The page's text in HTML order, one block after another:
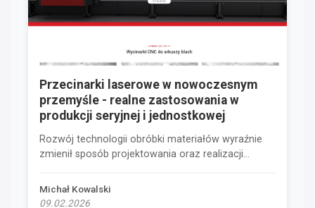
Przecinarki laserowe w nowoczesnym
przemyśle - realne zastosowania w
produkcji seryjnej i jednostkowej
Rozwój technologii obróbki materiałów wyraźnie
zmienił sposób projektowania oraz realizacji...
Michał Kowalski
09.02.2026